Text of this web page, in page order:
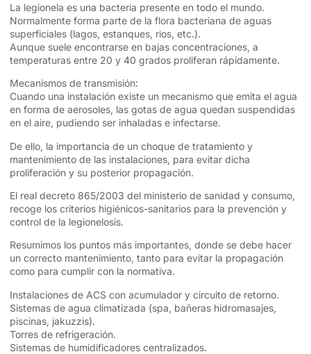
La legionela es una bacteria presente en todo el mundo.
Normalmente forma parte de la flora bacteriana de aguas
superficiales (lagos, estanques, rios, etc.).
Aunque suele encontrarse en bajas concentraciones, a
temperaturas entre 20 y 40 grados proliferan rápidamente.
Mecanismos de transmisión:
Cuando una instalación existe un mecanismo que emita el agua
en forma de aerosoles, las gotas de agua quedan suspendidas
en el aire, pudiendo ser inhaladas e infectarse.
De ello, la importancia de un choque de tratamiento y
mantenimiento de las instalaciones, para evitar dicha
proliferación y su posterior propagación.
El real decreto 865/2003 del ministerio de sanidad y consumo,
recoge los criterios higiénicos-sanitarios para la prevención y
control de la legionelosis.
Resumimos los puntos más importantes, donde se debe hacer
un correcto mantenimiento, tanto para evitar la propagación
como para cumplir con la normativa.
Instalaciones de ACS con acumulador y circuito de retorno.
Sistemas de agua climatizada (spa, bañeras hidromasajes,
piscinas, jakuzzis).
Torres de refrigeración.
Sistemas de humidificadores centralizados.